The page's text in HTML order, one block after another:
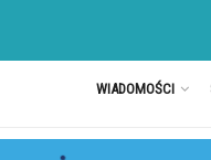
WIADOMOŚCI